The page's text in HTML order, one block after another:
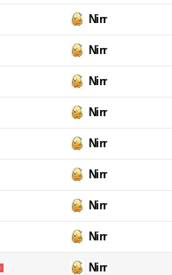
Nirr
Nirr
Nirr
Nirr
Nirr
Nirr
Nirr
Nirr
Nirr